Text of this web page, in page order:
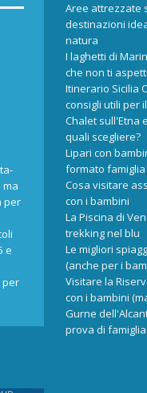
per
e
per
Aree attrezzate
destinazioni
natura
I laghetti di
che non ti aspetti
Itinerario Sicilia
consigli utili per
Chalet sull'Etna
quali scegliere?
Lipari con
formato famiglia
Cosa visitare
con i bambini
La Piscina di
trekking nel blu
Le migliori
(anche per i
Visitare la
con i bambini
Gurne
prova di famiglia